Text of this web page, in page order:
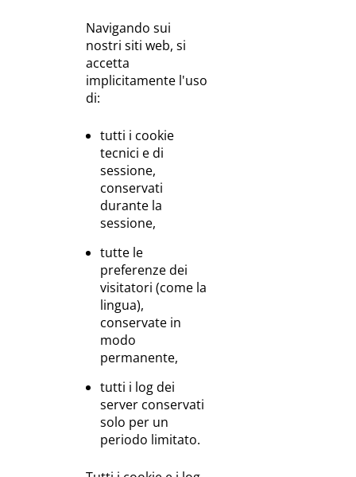
Navigando sui
nostri siti web, si
accetta
implicitamente l'uso
di:
tutti i cookie
tecnici e di
sessione,
conservati
durante la
sessione,
tutte le
preferenze dei
visitatori (come la
lingua),
conservate in
modo
permanente,
tutti i log dei
server conservati
solo per un
periodo limitato.